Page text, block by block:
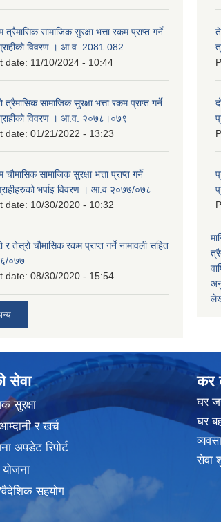
त्रैमासिक सामाजिक सुरक्षा भत्ता रकम प्राप्त गर्ने
विवरण । आ.व. 2081.082
date: 11/10/2024 - 10:44
त्रैमासिक सामाजिक सुरक्षा भत्ता रकम प्राप्त गर्ने
विवरण । आ.व. २०७८।०७९
date: 01/21/2022 - 13:23
चौमासिक सामाजिक सुरक्षा भत्ता प्राप्त गर्ने
भर्पाइ विवरण । आ.व २०७७/०७८
date: 10/30/2020 - 10:32
र तेस्रो चौमासिक रकम प्राप्त गर्ने नामावली सहित
०७७
date: 08/30/2020 - 15:54
सेवा
सुरक्षा
र खर्च
अपडेट रिपोर्ट
योजना
सहयोग
कर
घर
घर
सेवा